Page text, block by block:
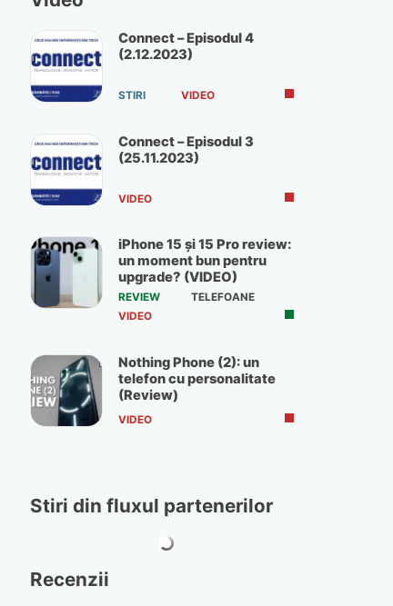
Connect – Episodul 4
(2.12.2023)
STIRI VIDEO
Connect – Episodul 3
(25.11.2023)
VIDEO
iPhone 15 și 15 Pro review:
un moment bun pentru
upgrade? (VIDEO)
REVIEW
TELEFOANE
VIDEO
Nothing Phone (2): un
telefon cu personalitate
(Review)
VIDEO
Stiri din fluxul partenerilor
Recenzii